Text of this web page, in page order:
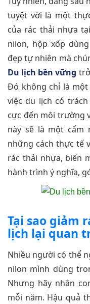
tuyệt vời là một
của rác thải nhựa
nilon, hộp xốp
đẹp tự nhiên mà
Du lịch bền vững
Đó không chỉ là
việc du lịch có
cực đến môi trường
này sẽ là một cẩm
những cách thực tế
rác thải nhựa, biến
hành trình ý nghĩa,
Tại sao giảm
lịch lại quan
Nhiều người có thể
nilon mình dùng
Nhưng hãy nhân
mỗi năm. Hậu quả